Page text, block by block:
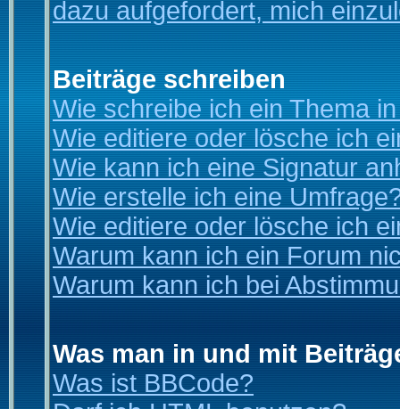
dazu aufgefordert, mich
Beiträge schreiben
Wie schreibe ich ein Thema
Wie editiere oder lösche ich
Wie kann ich eine Signatur
Wie erstelle ich eine
Wie editiere oder lösche ich
Warum kann ich ein Forum
Warum kann ich bei
Was man in und mit
Was ist BBCode?